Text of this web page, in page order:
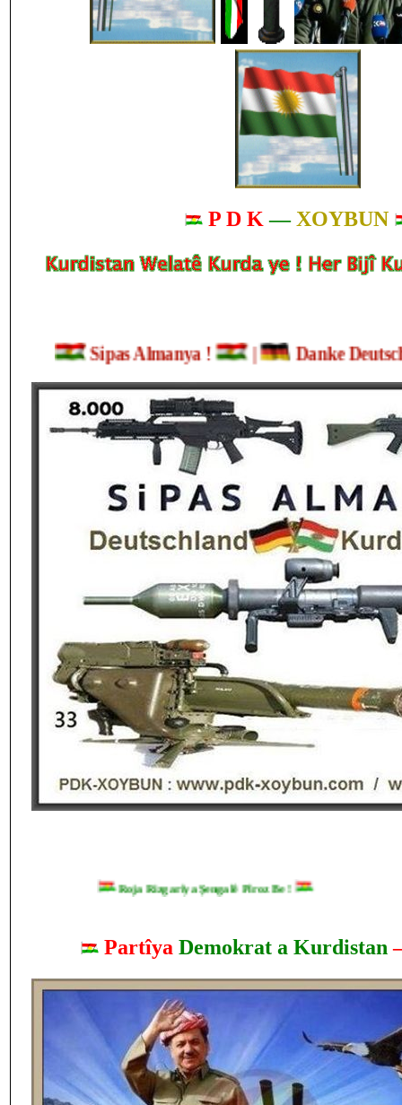
P D K—XOYBUN
Sipas Almanya ! | Danke
Roja Rizgarîya Şengalê Pîroz Be !
Partîya Demokrat a Kurdistan